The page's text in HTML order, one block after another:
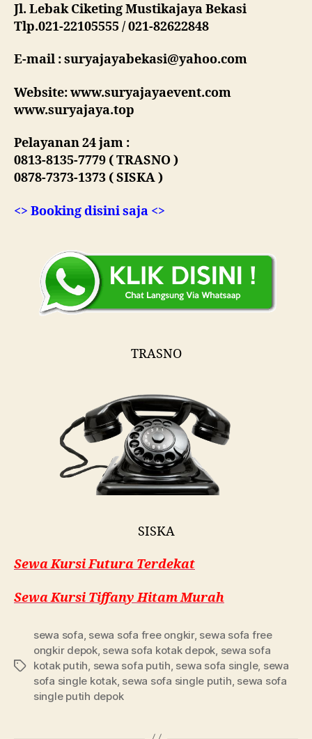
Jl. Lebak Ciketing Mustikajaya Bekasi
Tlp.021-22105555 / 021-82622848
E-mail : suryajayabekasi@yahoo.com
Website: www.suryajayaevent.com
www.suryajaya.top
Pelayanan 24 jam :
0813-8135-7779 ( TRASNO )
0878-7373-1373 ( SISKA )
<> Booking disini saja <>
TRASNO
SISKA
Sewa Kursi Futura Terdekat
Sewa Kursi Tiffany Hitam Murah
Tags
sewa sofa sewa sofa free ongkir, sewa sofa free
ongkir depok, sewa sofa kotak depok sewa sofa
kotak putih sewa sofa putih sewa sofa single, sewa
sofa single kotak, sewa sofa single putih sewa sofa
single putih depok